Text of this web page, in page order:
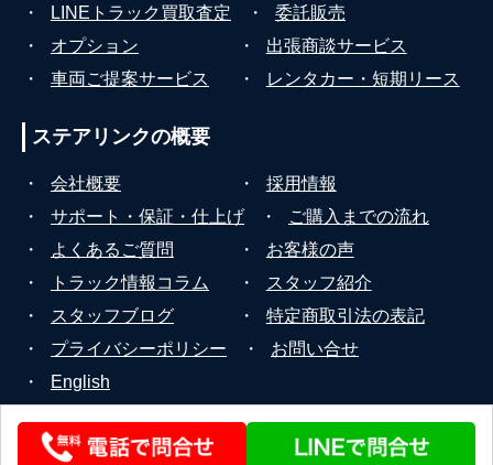
・
LINEトラック買取査定 ・
委託販売
・
オプション ・
出張商談サービス
・
車両ご提案サービス ・ レンタカー・短期リース
ステアリンクの概要
・ 会社概要 ・
採用情報
・
サポート・保証・仕上げ ・
ご購入までの流れ
・
よくあるご質問 ・
お客様の声
・
トラック情報コラム ・
スタッフ紹介
・
スタッフブログ ・
特定商取引法の表記
・
プライバシーポリシー ・
お問い合せ
・
English
© 2026 STEERLINK Co.,Ltd